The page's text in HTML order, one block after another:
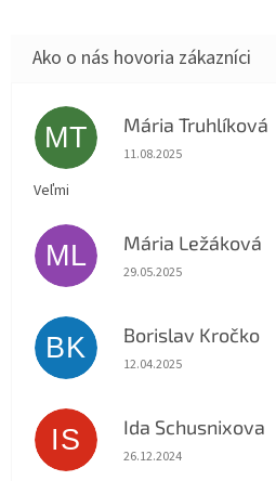
MT Mária Truhlíková
Hodnotenie obchodu je
11.08.2025
Veľmi
ML Mária Ležáková
Hodnotenie obchodu je
29.05.2025
BK Borislav Kročko
Hodnotenie obchodu je
12.04.2025
IS Ida Schusnixova
Hodnotenie obchodu je
26.12.2024